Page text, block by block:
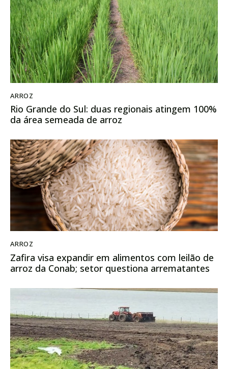
ARROZ
Rio Grande do Sul: duas regionais atingem 100%
da área semeada de arroz
ARROZ
Zafira visa expandir em alimentos com leilão de
arroz da Conab; setor questiona arrematantes